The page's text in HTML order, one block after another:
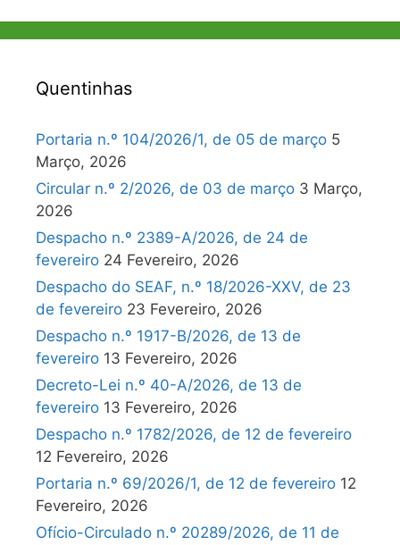
Quentinhas
Portaria n.º 104/2026/1, de 05 de março 5
Março, 2026
Circular n.º 2/2026, de 03 de março 3 Março,
2026
Despacho n.º 2389-A/2026, de 24 de
fevereiro 24 Fevereiro, 2026
Despacho do SEAF, n.º 18/2026-XXV, de 23
de fevereiro 23 Fevereiro, 2026
Despacho n.º 1917-B/2026, de 13 de
fevereiro 13 Fevereiro, 2026
Decreto-Lei n.º 40-A/2026, de 13 de
fevereiro 13 Fevereiro, 2026
Despacho n.º 1782/2026, de 12 de fevereiro
12 Fevereiro, 2026
Portaria n.º 69/2026/1, de 12 de fevereiro 12
Fevereiro, 2026
Ofício-Circulado n.º 20289/2026, de 11 de